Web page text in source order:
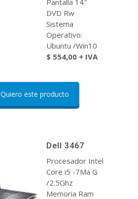
Pantalla 14″
DVD Rw
Sistema
Operativo:
Ubuntu /Win10
$ 554,00 + IVA
Quiero este producto
Dell 3467
Procesador Intel
Core i5 -7Ma G
/2.5Ghz
Memoria Ram